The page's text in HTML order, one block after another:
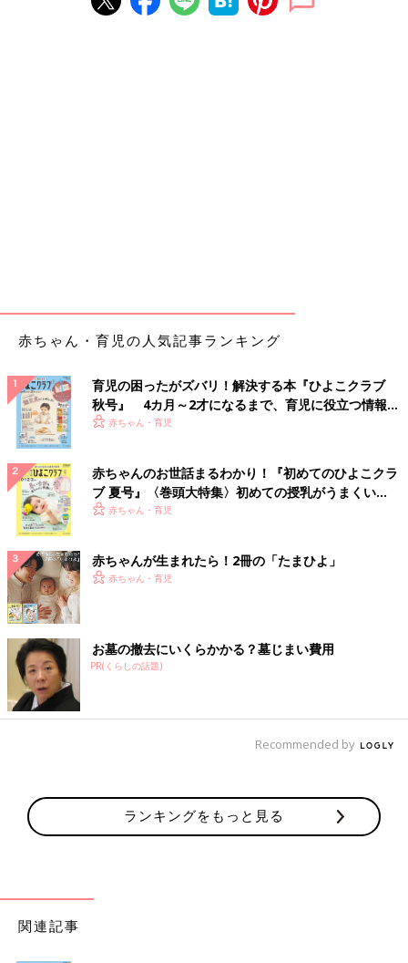
赤ちゃん・育児の人気記事ランキング
育児の困ったがズバリ！解決する本『ひよこクラブ
秋号』 4カ月～2才になるまで、育児に役立つ情報が
いっぱい！
赤ちゃん・育児
赤ちゃんのお世話まるわかり！『初めてのひよこクラ
ブ 夏号』〈巻頭大特集〉初めての授乳がうまくい
く！ おっぱい・ミルクの基本と夏のトラブル 解決テ
赤ちゃん・育児
赤ちゃんが生まれたら！2冊の「たまひよ」
赤ちゃん・育児
お墓の撤去にいくらかかる？墓じまい費用
PR(くらしの話題)
Recommended by
ランキングをもっと見る
関連記事